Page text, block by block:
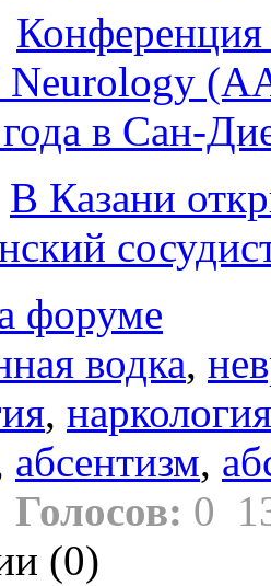
года в Сан-
В Казани
форуме
водка,
, наркология
абсентизм,
Голосов: 0
(0)